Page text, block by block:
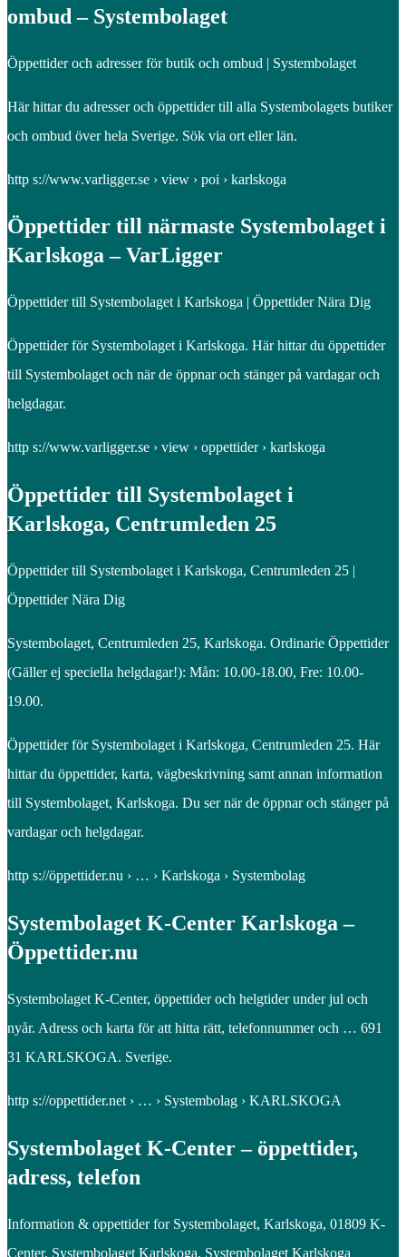
ombud – Systembolaget
Öppettider och adresser för butik och ombud | Systembolaget
Här hittar du adresser och öppettider till alla Systembolagets butiker
och ombud över hela Sverige. Sök via ort eller län.
http s://www.varligger.se › view › poi › karlskoga
Öppettider till närmaste Systembolaget i
Karlskoga – VarLigger
Öppettider till Systembolaget i Karlskoga | Öppettider Nära Dig
Öppettider för Systembolaget i Karlskoga. Här hittar du öppettider
till Systembolaget och när de öppnar och stänger på vardagar och
helgdagar.
http s://www.varligger.se › view › oppettider › karlskoga
Öppettider till Systembolaget i
Karlskoga, Centrumleden 25
Öppettider till Systembolaget i Karlskoga, Centrumleden 25 |
Öppettider Nära Dig
Systembolaget, Centrumleden 25, Karlskoga. Ordinarie Öppettider
(Gäller ej speciella helgdagar!): Mån: 10.00-18.00, Fre: 10.00-
19.00.
Öppettider för Systembolaget i Karlskoga, Centrumleden 25. Här
hittar du öppettider, karta, vägbeskrivning samt annan information
till Systembolaget, Karlskoga. Du ser när de öppnar och stänger på
vardagar och helgdagar.
http s://öppettider.nu › … › Karlskoga › Systembolag
Systembolaget K-Center Karlskoga –
Öppettider.nu
Systembolaget K-Center, öppettider och helgtider under jul och
nyår. Adress och karta för att hitta rätt, telefonnummer och … 691
31 KARLSKOGA. Sverige.
http s://oppettider.net › … › Systembolag › KARLSKOGA
Systembolaget K-Center – öppettider,
adress, telefon
Information & oppettider for Systembolaget, Karlskoga, 01809 K-
Center, Systembolaget Karlskoga. Systembolaget Karlskoga